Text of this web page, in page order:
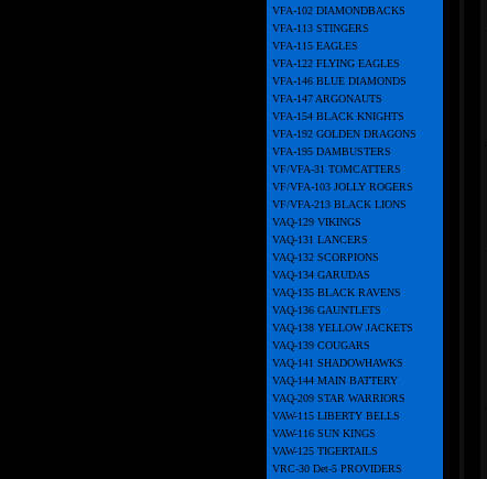
VFA-102 DIAMONDBACKS
VFA-113 STINGERS
VFA-115 EAGLES
VFA-122 FLYING EAGLES
VFA-146 BLUE DIAMONDS
VFA-147 ARGONAUTS
VFA-154 BLACK KNIGHTS
VFA-192 GOLDEN DRAGONS
VFA-195 DAMBUSTERS
VF/VFA-31 TOMCATTERS
VF/VFA-103 JOLLY ROGERS
VF/VFA-213 BLACK LIONS
VAQ-129 VIKINGS
VAQ-131 LANCERS
VAQ-132 SCORPIONS
VAQ-134 GARUDAS
VAQ-135 BLACK RAVENS
VAQ-136 GAUNTLETS
VAQ-138 YELLOW JACKETS
VAQ-139 COUGARS
VAQ-141 SHADOWHAWKS
VAQ-144 MAIN BATTERY
VAQ-209 STAR WARRIORS
VAW-115 LIBERTY BELLS
VAW-116 SUN KINGS
VAW-125 TIGERTAILS
VRC-30 Det-5 PROVIDERS